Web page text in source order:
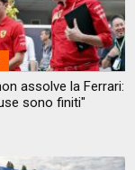
assolve la Ferrari:
sono finiti"